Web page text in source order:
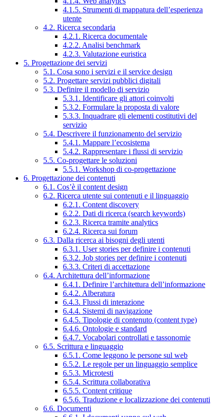
4.1.5. Strumenti di mappatura dell’esperienza
utente
4.2. Ricerca secondaria
4.2.1. Ricerca documentale
4.2.2. Analisi benchmark
4.2.3. Valutazione euristica
5. Progettazione dei servizi
5.1. Cosa sono i servizi e il service design
5.2. Progettare servizi pubblici digitali
5.3. Definire il modello di servizio
5.3.1. Identificare gli attori coinvolti
5.3.2. Formulare la proposta di valore
5.3.3. Inquadrare gli elementi costitutivi del
servizio
5.4. Descrivere il funzionamento del servizio
5.4.1. Mappare l’ecosistema
5.4.2. Rappresentare i flussi di servizio
5.5. Co-progettare le soluzioni
5.5.1. Workshop di co-progettazione
6. Progettazione dei contenuti
6.1. Cos’è il content design
6.2. Ricerca utente sui contenuti e il linguaggio
6.2.1. Content discovery
6.2.2. Dati di ricerca (search keywords)
6.2.3. Ricerca tramite analytics
6.2.4. Ricerca sui forum
6.3. Dalla ricerca ai bisogni degli utenti
6.3.1. User stories per definire i contenuti
6.3.2. Job stories per definire i contenuti
6.3.3. Criteri di accettazione
6.4. Architettura dell’informazione
6.4.1. Definire l’architettura dell’informazione
6.4.2. Alberatura
6.4.3. Flussi di interazione
6.4.4. Sistemi di navigazione
6.4.5. Tipologie di contenuto (content type)
6.4.6. Ontologie e standard
6.4.7. Vocabolari controllati e tassonomie
6.5. Scrittura e linguaggio
6.5.1. Come leggono le persone sul web
6.5.2. Le regole per un linguaggio semplice
6.5.3. Microtesti
6.5.4. Scrittura collaborativa
6.5.5. Content critique
6.5.6. Traduzione e localizzazione dei contenuti
6.6. Documenti